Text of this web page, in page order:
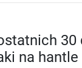
30
na hantle